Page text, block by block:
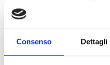
Consenso Dettagli
muungano-a-goma.aspx
12.12.2024:https://